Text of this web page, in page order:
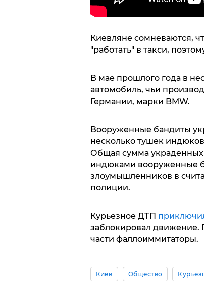
Киевляне сомневаются,
"работать" в такси,
В мае прошлого года в
автомобиль, чьи
Германии, марки BMW.
Вооруженные бандиты
несколько тушек
Общая сумма украденных
индюками вооруженные
злоумышленников в
полиции.
Курьезное ДТП
заблокировал движение.
части фаллоиммитаторы.
Киев Общество